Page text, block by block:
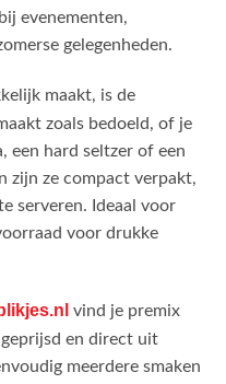
evenementen,
gelegenheden.
maakt, is de
zoals bedoeld, of je
een hard seltzer of een
zijn ze compact verpakt,
serveren. Ideaal voor
voor drukke
vind je premix
en direct uit
meerdere smaken